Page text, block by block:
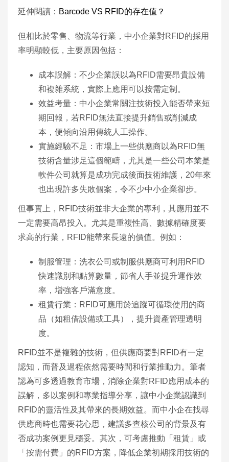
延伸閱讀： Barcode VS RFID的存在值？
但相比於零售、物流等行業，中小企業對RFID的採用
率明顯較低，主要原因包括：
成本誤解：不少企業誤以為RFID需要昂貴設備
和複雜系統，實際上應用可以按需定制。
效益考量：中小企業常關注技術投入能否帶來短
期回報，若RFID無法直接提升銷售或削減成
本，便傾向沿用傳統人工操作。
實施經驗不足：市場上一些供應商以為RFID無
技術含量涉足這個範疇，尤其是一些公司本業是
軟件公司就算是成功完成後面技術維護，20年來
也出現許多失敗個案，令不少中小企業卻步。
但事實上，RFID技術並非大企業的專利，其應用並不
一定需要高昂投入。尤其是重複性高、數據精確度要
求高的行業，RFID能帶來長遠的價值。例如：
制服管理：洗衣公司或制服供應商可利用RFID
快速識別和點算數量，節省人手並提升運作效
率，增強客戶滿意度。
租賃行業：RFID可應用於追蹤可循環使用的商
品（如租借設備或工具），提升資產管理透明
度。
RFID並不是複雜的技術，但供應商要對RFID有一定
認知，而普及過程依然需要時間和行業推動力。筆者
認為可多透過教育市場，消除企業對RFID應用成本的
誤解，多以案例和專業指導分享，讓中小企業認識到
RFID的靈活性及其帶來的長期效益。而中小企在找尋
供應商時也需要花心思，建議多查核公司的背景及有
否成功案例更見穩妥。其次，可考慮推動「租賃」或
「按需付費」的RFID方案，降低企業初期採用技術的